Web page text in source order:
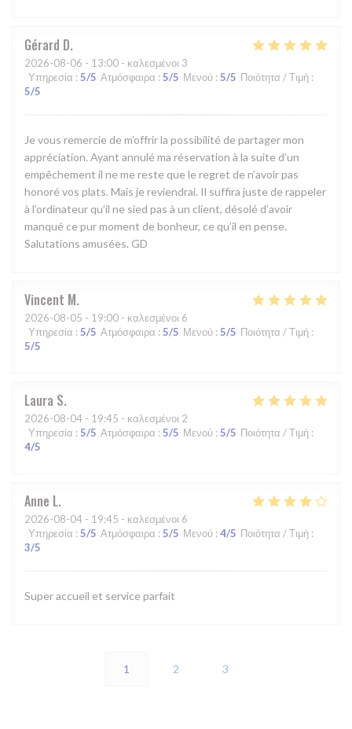
Gérard D
2026-08-06 - 13:00 - καλεσμένοι 3
Υπηρεσία : 5/5 Ατμόσφαιρα : 5/5 Μενού : 5/5 Ποιότητα / Τιμή :
5/5
Je vous remercie de m’offrir la possibilité de partager mon
appréciation. Ayant annulé ma réservation à la suite d’un
empêchement il ne me reste que le regret de n’avoir pas
honoré vos plats. Mais je reviendrai. Il suffira juste de rappeler
à l’ordinateur qu’il ne sied pas à un client, désolé d’avoir
manqué ce pur moment de bonheur, ce qu’il en pense.
Salutations amusées. GD
Vincent M
2026-08-05 - 19:00 - καλεσμένοι 6
Υπηρεσία : 5/5 Ατμόσφαιρα : 5/5 Μενού : 5/5 Ποιότητα / Τιμή :
5/5
Laura S
2026-08-04 - 19:45 - καλεσμένοι 2
Υπηρεσία : 5/5 Ατμόσφαιρα : 5/5 Μενού : 5/5 Ποιότητα / Τιμή :
4/5
Anne L
2026-08-04 - 19:45 - καλεσμένοι 6
Υπηρεσία : 5/5 Ατμόσφαιρα : 5/5 Μενού : 4/5 Ποιότητα / Τιμή :
3/5
Super accueil et service parfait
1 2 3